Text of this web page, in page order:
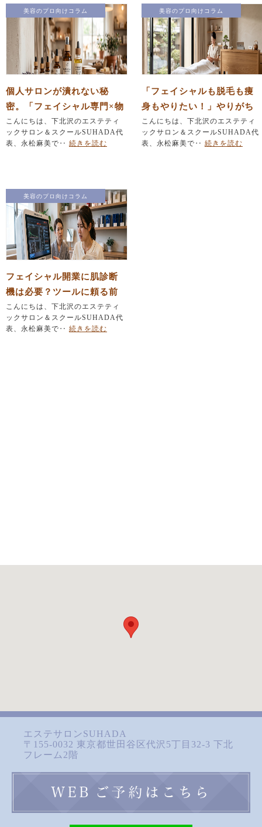
美容のプロ向けコラム
個人サロンが潰れない秘
密。「フェイシャル専門×物
販」で作る安定経営の仕組
み
こんにちは、下北沢のエステティ
ックサロン＆スクールSUHADA代
表、永松麻美で‥ 続きを読む
美容のプロ向けコラム
「フェイシャルも脱毛も痩
身もやりたい！」やりがち
なメニュー詰め込みを防ぐ
『引き算』の法則
こんにちは、下北沢のエステティ
ックサロン＆スクールSUHADA代
表、永松麻美で‥ 続きを読む
美容のプロ向けコラム
フェイシャル開業に肌診断
機は必要？ツールに頼る前
にエステティシャンが育て
るべき「たった一つの力」
こんにちは、下北沢のエステティ
ックサロン＆スクールSUHADA代
表、永松麻美で‥ 続きを読む
エステサロンSUHADA
〒155-0032 東京都世田谷区代沢5丁目32-3 下北
フレーム2階